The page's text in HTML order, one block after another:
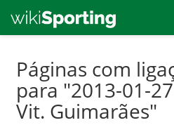
main
content
Páginas com
para "2013-01-27
Vit. Guimarães"